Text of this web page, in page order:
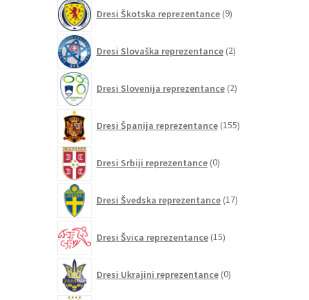
Dresi Škotska reprezentance 9izdelkov
Dresi Slovaška reprezentance 2izdelka
Dresi Slovenija reprezentance 2izdelka
Dresi Španija reprezentance 155izdelkov
Dresi Srbiji reprezentance 0izdelkov
Dresi Švedska reprezentance 17izdelkov
Dresi Švica reprezentance 15izdelkov
Dresi Ukrajini reprezentance 0izdelkov